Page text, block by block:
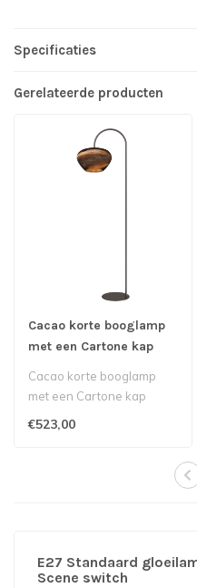
Specificaties
Gerelateerde producten
Cacao korte booglamp
met een Cartone kap
Cacao korte booglamp
met een Cartone kap
€523,00
E27 Standaard
Scene switch